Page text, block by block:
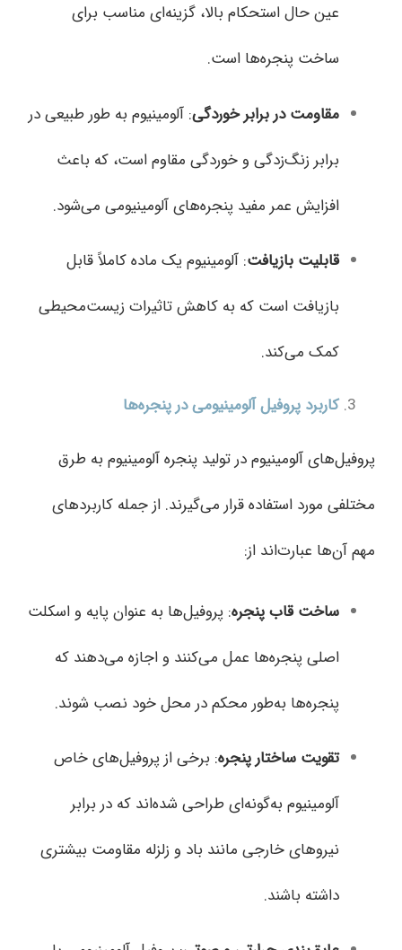
عین حال استحکام بالا، گزینه‌ای مناسب برای
ساخت پنجره‌ها است.
مقاومت در برابر خوردگی: آلومینیوم به طور طبیعی در
برابر زنگ‌زدگی و خوردگی مقاوم است، که باعث
افزایش عمر مفید پنجره‌های آلومینیومی می‌شود.
قابلیت بازیافت: آلومینیوم یک ماده کاملاً قابل
بازیافت است که به کاهش تاثیرات زیست‌محیطی
کمک می‌کند.
کاربرد پروفیل‌ آلومینیومی در پنجره‌ها
پروفیل‌های آلومینیوم در تولید پنجره آلومینیوم به طرق
مختلفی مورد استفاده قرار می‌گیرند. از جمله کاربردهای
مهم آن‌ها عبارت‌اند از:
ساخت قاب پنجره: پروفیل‌ها به عنوان پایه‌ و اسکلت
اصلی پنجره‌ها عمل می‌کنند و اجازه می‌دهند که
پنجره‌ها به‌طور محکم در محل خود نصب شوند.
تقویت ساختار پنجره: برخی از پروفیل‌های خاص
آلومینیوم به‌گونه‌ای طراحی شده‌اند که در برابر
نیروهای خارجی مانند باد و زلزله مقاومت بیشتری
داشته باشند.